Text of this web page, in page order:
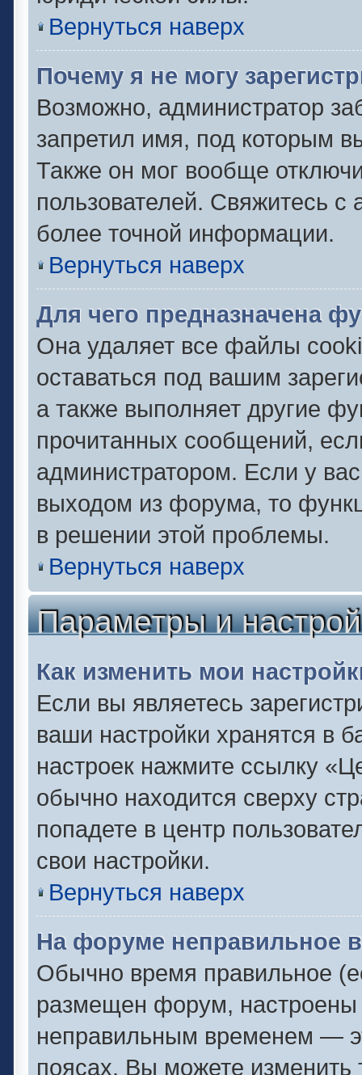
Вернуться наверх
Почему я не могу
Возможно, администратор
запретил имя, под которым
Также он мог вообще
пользователей. Свяжитесь
более точной информации.
Вернуться наверх
Для чего предназначена
Она удаляет все файлы
оставаться под вашим
а также выполняет другие
прочитанных сообщений,
администратором. Если у
выходом из форума, то
в решении этой проблемы.
Вернуться наверх
Параметры и
Как изменить мои
Если вы являетесь
ваши настройки хранятся в
настроек нажмите ссылку
обычно находится сверху
попадете в центр
свои настройки.
Вернуться наверх
На форуме неправильное
Обычно время правильное
размещен форум, настроены
неправильным временем —
поясах. Вы можете изменить